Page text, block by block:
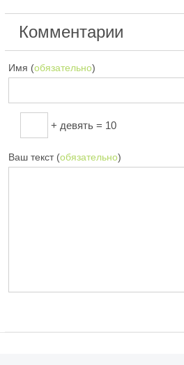
Комментарии
Имя (обязательно)
+ девять = 10
Ваш текст (обязательно)